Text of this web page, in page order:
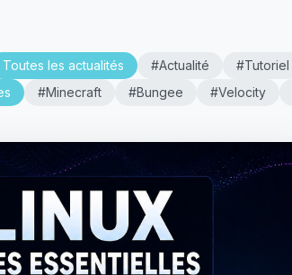
Toutes les actualités #Actualité #Tutoriel
#Minecraft #Bungee #Velocity